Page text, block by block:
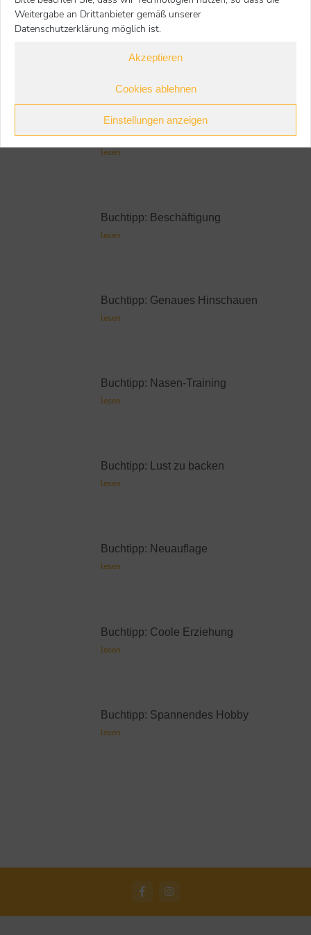
Weitergabe an Drittanbieter gemäß unserer
Datenschutzerklärung möglich ist.
Akzeptieren
Cookies ablehnen
Einstellungen anzeigen
Buchtipp: Zusammenwachsen
bindet
lesen
Buchtipp: Nachahmung
lesen
Buchtipp: Beschäftigung
lesen
Buchtipp: Genaues Hinschauen
lesen
Buchtipp: Nasen-Training
lesen
Buchtipp: Lust zu backen
lesen
Buchtipp: Neuauflage
lesen
Buchtipp: Coole Erziehung
lesen
Buchtipp: Spannendes Hobby
lesen